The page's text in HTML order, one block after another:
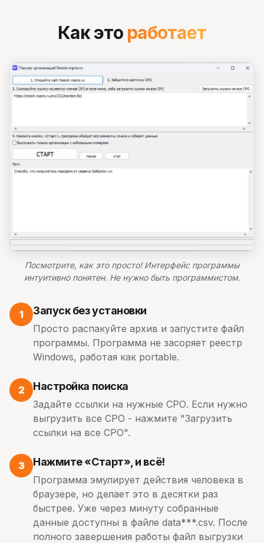
Как это работает
Посмотрите, как это просто! Интерфейс программы
интуитивно понятен. Не нужно быть программистом.
1 Запуск без установки
Просто распакуйте архив и запустите файл
программы. Программа не засоряет реестр
Windows, работая как portable.
2 Настройка поиска
Задайте ссылки на нужные СРО. Если нужно
выгрузить все СРО - нажмите "Загрузить
ссылки на все СРО".
3 Нажмите «Старт», и всё!
Программа эмулирует действия человека в
браузере, но делает это в десятки раз
быстрее. Уже через минуту собранные
данные доступны в файле data***.csv. После
полного завершения работы файл выгрузки